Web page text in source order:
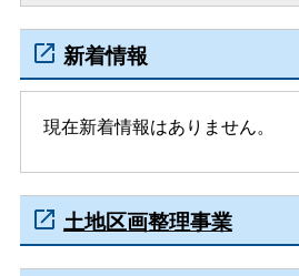
新着情報
現在新着情報はありません。
土地区画整理事業